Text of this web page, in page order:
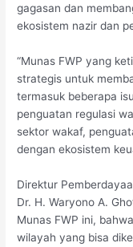
gagasan dan
ekosistem nazir dan
“Munas FWP yang
strategis untuk
termasuk beberapa
penguatan regulasi
sektor wakaf,
dengan ekosistem
Direktur
Dr. H. Waryono A.
Munas FWP ini,
wilayah yang bisa